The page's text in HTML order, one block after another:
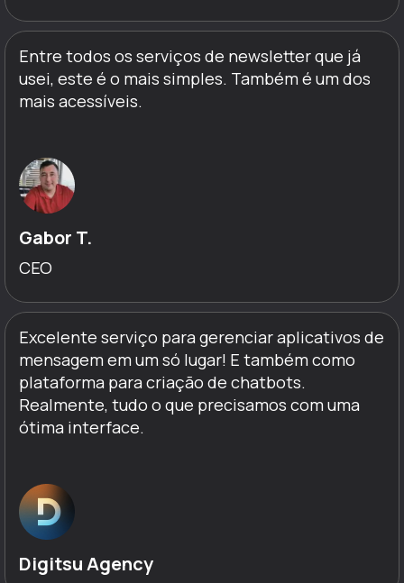
Entre todos os serviços de newsletter que já
usei, este é o mais simples. Também é um dos
mais acessíveis.
Gabor T.
CEO
Excelente serviço para gerenciar aplicativos de
mensagem em um só lugar! E também como
plataforma para criação de chatbots.
Realmente, tudo o que precisamos com uma
ótima interface.
Digitsu Agency